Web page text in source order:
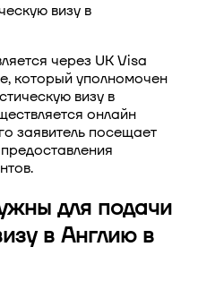
визу в
через UK Visa
который уполномочен
визу в
онлайн
заявитель посещает
для подачи
в Англию в